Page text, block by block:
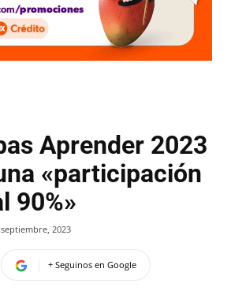
Aprender 2023
«participación
90%»
2023
+ Seguinos en Google